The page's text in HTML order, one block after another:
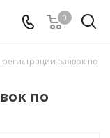
0
заявок по
по